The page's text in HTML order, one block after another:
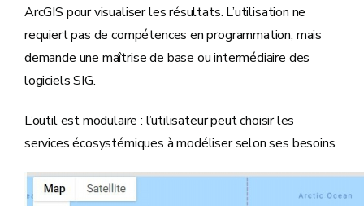
ArcGIS pour visualiser les résultats. L’utilisation ne
requiert pas de compétences en programmation, mais
demande une maîtrise de base ou intermédiaire des
logiciels SIG.
L’outil est modulaire : l’utilisateur peut choisir les
services écosystémiques à modéliser selon ses besoins.